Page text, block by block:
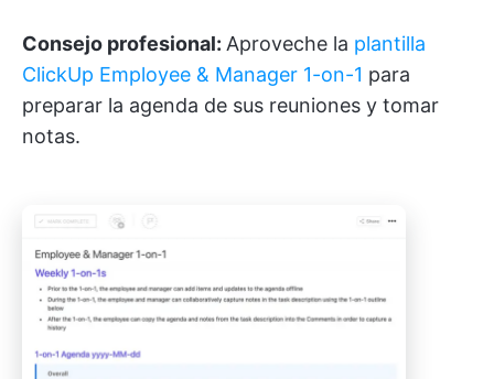
Consejo profesional: Aproveche la plantilla
ClickUp Employee & Manager 1-on-1 para
preparar la agenda de sus reuniones y tomar
notas.